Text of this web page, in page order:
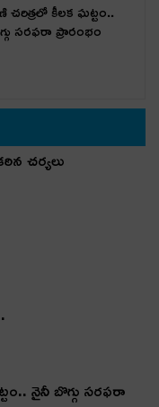
చరిత్రలో కీలక ఘట్టం..
సరఫరా ప్రారంభం
చర్యలు
నైనీ బొగ్గు సరఫరా